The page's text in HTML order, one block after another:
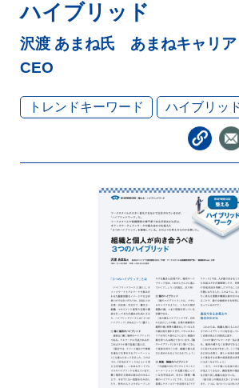
ハイブリッド
沢渡 あまね氏 あまねキャリ
CEO
トレンドキーワード ハイブリッ